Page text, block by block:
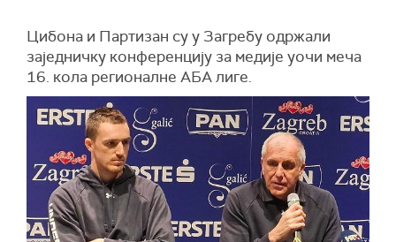
Цибона и Партизан су у Загребу одржали
заједничку конференцију за медије уочи меча
16. кола регионалне АБА лиге.